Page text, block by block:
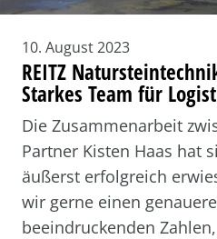
10. August 2023
REITZ
Starkes Team für
Die Zusammenarbeit
Partner Kisten Haas hat
äußerst erfolgreich
wir gerne einen
beeindruckenden